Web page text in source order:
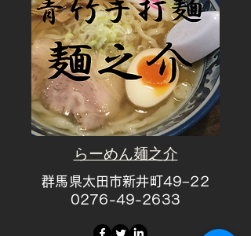
らーめん麺之介
群馬県太田市新井町49−22
0276-49-2633